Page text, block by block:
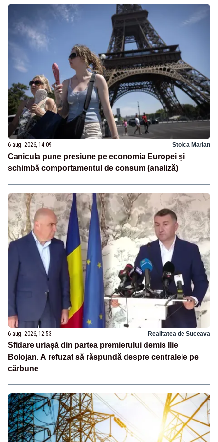
6 aug. 2026, 14:09 Stoica Marian
Canicula pune presiune pe economia Europei și
schimbă comportamentul de consum (analiză)
6 aug. 2026, 12:53 Realitatea de Suceava
Sfidare uriașă din partea premierului demis Ilie
Bolojan. A refuzat să răspundă despre centralele pe
cărbune